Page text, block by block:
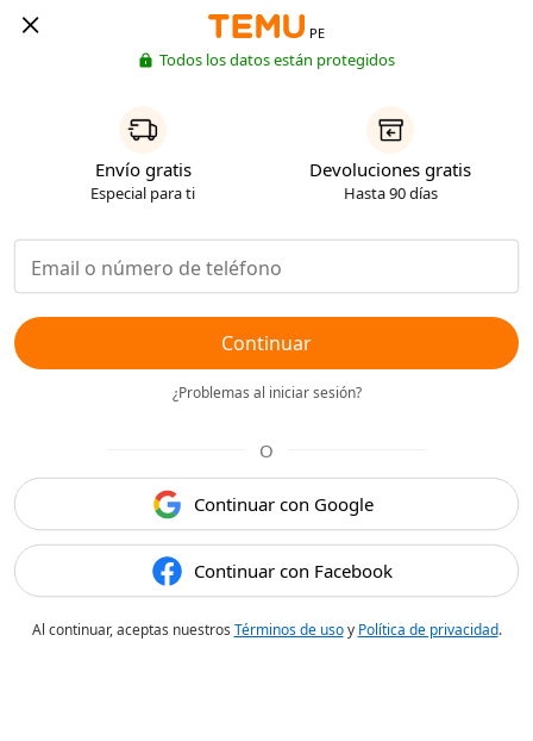
PE
Todos los datos están protegidos
Envío gratis
Especial para ti
Devoluciones gratis
Hasta 90 días
Continuar
¿Problemas al iniciar sesión?
O
Continuar con Google
Continuar con Facebook
Al continuar, aceptas nuestros Términos de usoy Política de privacidad.